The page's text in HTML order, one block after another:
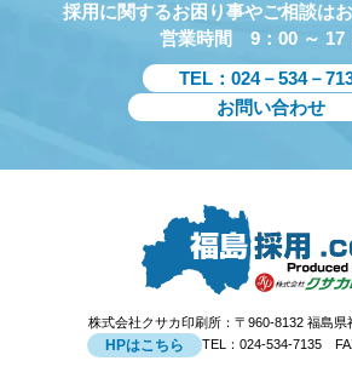
採用に関するお困り事やご相談は
営業時間 9：00 ～ 17
TEL：024－534－
お問い合わせ
株式会社クサカ印刷所：〒960-8132 福島県
HPはこちら TEL：024-534-7135